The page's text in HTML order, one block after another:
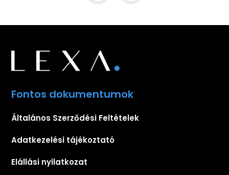
Fontos dokumentumok
Általános Szerződési Feltételek
Adatkezelési tájékoztató
Elállási nyilatkozat